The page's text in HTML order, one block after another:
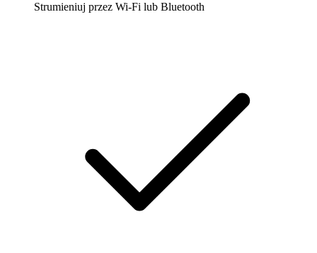
Strumieniuj przez Wi-Fi lub Bluetooth